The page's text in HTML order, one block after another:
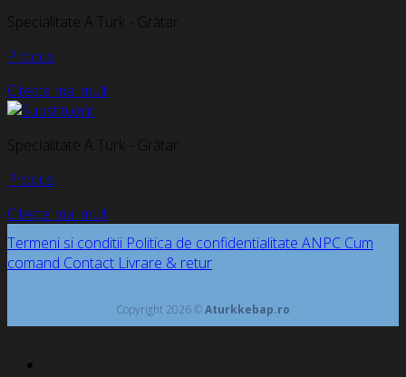
Specialitate A Turk - Grătar
Produs
Citește mai mult
Specialitate A Turk - Grătar
Produs
Citește mai mult
Termeni si conditii Politica de confidentialitate ANPC Cum
comand Contact Livrare & retur
Copyright 2026 ©Aturkkebap.ro